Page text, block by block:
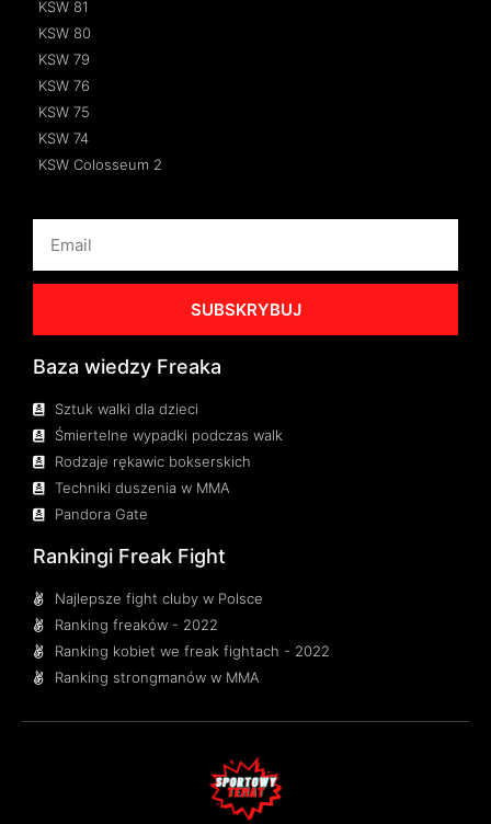
KSW 81
KSW 80
KSW 79
KSW 76
KSW 75
KSW 74
KSW Colosseum 2
SUBSKRYBUJ
Baza wiedzy Freaka
Sztuk walki dla dzieci
Śmiertelne wypadki podczas walk
Rodzaje rękawic bokserskich
Techniki duszenia w MMA
Pandora Gate
Rankingi Freak Fight
Najlepsze fight cluby w Polsce
Ranking freaków - 2022
Ranking kobiet we freak fightach - 2022
Ranking strongmanów w MMA